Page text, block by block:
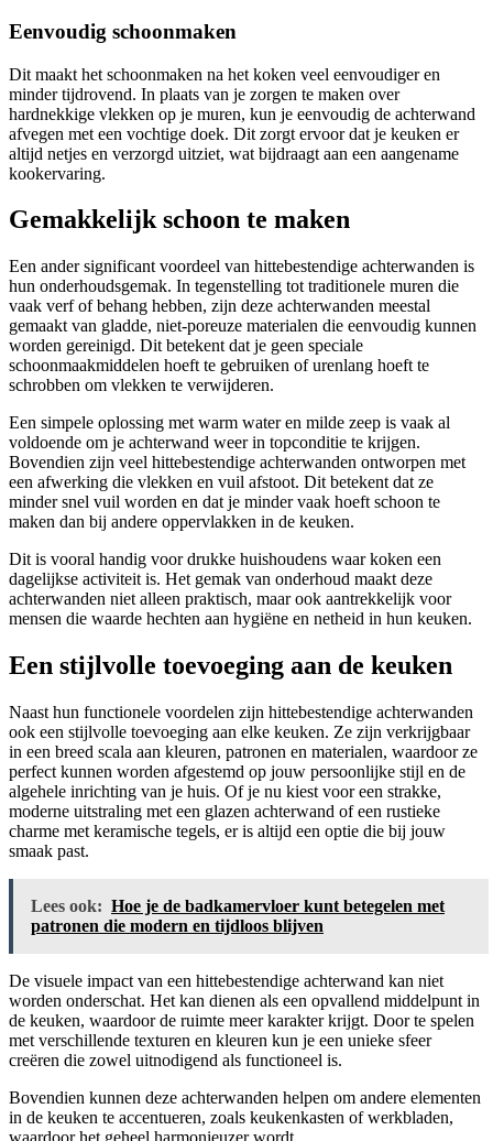
Eenvoudig schoonmaken
Dit maakt het schoonmaken na het koken veel eenvoudiger en
minder tijdrovend. In plaats van je zorgen te maken over
hardnekkige vlekken op je muren, kun je eenvoudig de achterwand
afvegen met een vochtige doek. Dit zorgt ervoor dat je keuken er
altijd netjes en verzorgd uitziet, wat bijdraagt aan een aangename
kookervaring.
Gemakkelijk schoon te maken
Een ander significant voordeel van hittebestendige achterwanden is
hun onderhoudsgemak. In tegenstelling tot traditionele muren die
vaak verf of behang hebben, zijn deze achterwanden meestal
gemaakt van gladde, niet-poreuze materialen die eenvoudig kunnen
worden gereinigd. Dit betekent dat je geen speciale
schoonmaakmiddelen hoeft te gebruiken of urenlang hoeft te
schrobben om vlekken te verwijderen.
Een simpele oplossing met warm water en milde zeep is vaak al
voldoende om je achterwand weer in topconditie te krijgen.
Bovendien zijn veel hittebestendige achterwanden ontworpen met
een afwerking die vlekken en vuil afstoot. Dit betekent dat ze
minder snel vuil worden en dat je minder vaak hoeft schoon te
maken dan bij andere oppervlakken in de keuken.
Dit is vooral handig voor drukke huishoudens waar koken een
dagelijkse activiteit is. Het gemak van onderhoud maakt deze
achterwanden niet alleen praktisch, maar ook aantrekkelijk voor
mensen die waarde hechten aan hygiëne en netheid in hun keuken.
Een stijlvolle toevoeging aan de keuken
Naast hun functionele voordelen zijn hittebestendige achterwanden
ook een stijlvolle toevoeging aan elke keuken. Ze zijn verkrijgbaar
in een breed scala aan kleuren, patronen en materialen, waardoor ze
perfect kunnen worden afgestemd op jouw persoonlijke stijl en de
algehele inrichting van je huis. Of je nu kiest voor een strakke,
moderne uitstraling met een glazen achterwand of een rustieke
charme met keramische tegels, er is altijd een optie die bij jouw
smaak past.
Lees ook: Hoe je de badkamervloer kunt betegelen met
patronen die modern en tijdloos blijven
De visuele impact van een hittebestendige achterwand kan niet
worden onderschat. Het kan dienen als een opvallend middelpunt in
de keuken, waardoor de ruimte meer karakter krijgt. Door te spelen
met verschillende texturen en kleuren kun je een unieke sfeer
creëren die zowel uitnodigend als functioneel is.
Bovendien kunnen deze achterwanden helpen om andere elementen
in de keuken te accentueren, zoals keukenkasten of werkbladen,